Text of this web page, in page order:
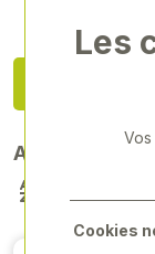
Affichage de
Les
Cookies